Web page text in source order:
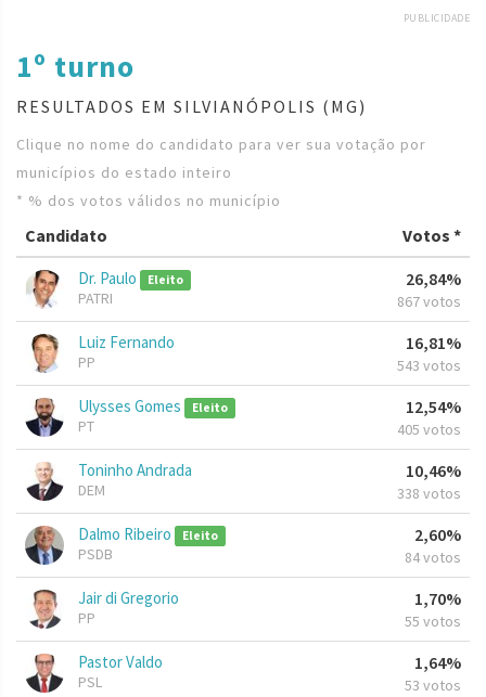
PUBLICIDADE
1º turno
RESULTADOS EM SILVIANÓPOLIS (MG)
Clique no nome do candidato para ver sua votação por
municípios do estado inteiro
* % dos votos válidos no município
Candidato Votos *
Dr. Paulo Eleito
PATRI
26,84%
867 votos
Luiz Fernando
PP
16,81%
543 votos
Ulysses Gomes Eleito
PT
12,54%
405 votos
Toninho Andrada
DEM
10,46%
338 votos
Dalmo Ribeiro Eleito
PSDB
2,60%
84 votos
Jair di Gregorio
PP
1,70%
55 votos
Pastor Valdo
PSL
1,64%
53 votos